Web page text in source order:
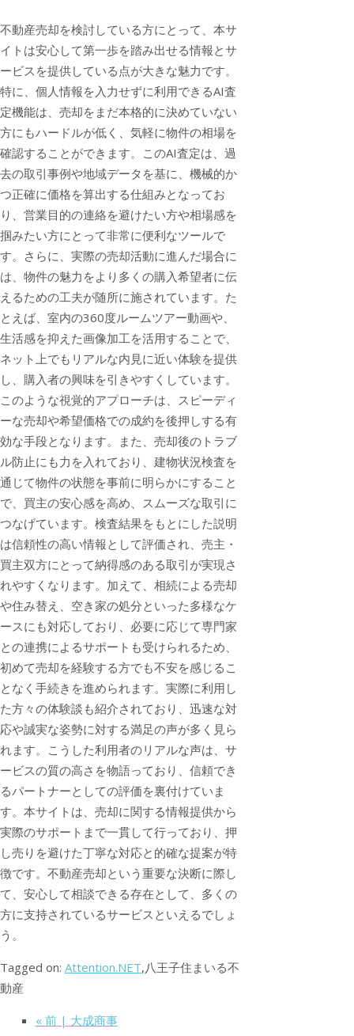
不動産売却を検討している方にとって、本サ
イトは安心して第一歩を踏み出せる情報とサ
ービスを提供している点が大きな魅力です。
特に、個人情報を入力せずに利用できるAI査
定機能は、売却をまだ本格的に決めていない
方にもハードルが低く、気軽に物件の相場を
確認することができます。このAI査定は、過
去の取引事例や地域データを基に、機械的か
つ正確に価格を算出する仕組みとなってお
り、営業目的の連絡を避けたい方や相場感を
掴みたい方にとって非常に便利なツールで
す。さらに、実際の売却活動に進んだ場合に
は、物件の魅力をより多くの購入希望者に伝
えるための工夫が随所に施されています。た
とえば、室内の360度ルームツアー動画や、
生活感を抑えた画像加工を活用することで、
ネット上でもリアルな内見に近い体験を提供
し、購入者の興味を引きやすくしています。
このような視覚的アプローチは、スピーディ
ーな売却や希望価格での成約を後押しする有
効な手段となります。また、売却後のトラブ
ル防止にも力を入れており、建物状況検査を
通じて物件の状態を事前に明らかにすること
で、買主の安心感を高め、スムーズな取引に
つなげています。検査結果をもとにした説明
は信頼性の高い情報として評価され、売主・
買主双方にとって納得感のある取引が実現さ
れやすくなります。加えて、相続による売却
や住み替え、空き家の処分といった多様なケ
ースにも対応しており、必要に応じて専門家
との連携によるサポートも受けられるため、
初めて売却を経験する方でも不安を感じるこ
となく手続きを進められます。実際に利用し
た方々の体験談も紹介されており、迅速な対
応や誠実な姿勢に対する満足の声が多く見ら
れます。こうした利用者のリアルな声は、サ
ービスの質の高さを物語っており、信頼でき
るパートナーとしての評価を裏付けていま
す。本サイトは、売却に関する情報提供から
実際のサポートまで一貫して行っており、押
し売りを避けた丁寧な対応と的確な提案が特
徴です。不動産売却という重要な決断に際し
て、安心して相談できる存在として、多くの
方に支持されているサービスといえるでしょ
う。
Tagged on: Attention.NET,八王子住まいる不
動産
« 前 | 大成商事